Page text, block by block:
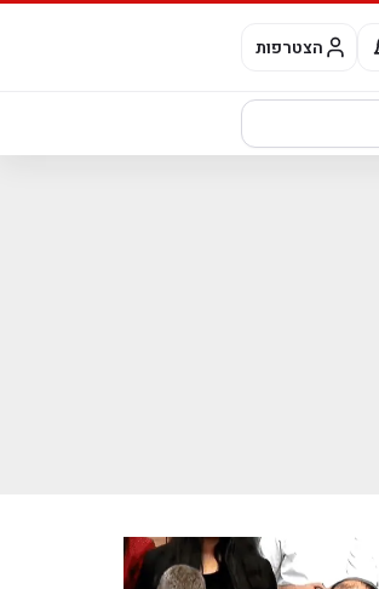
הצטרפות